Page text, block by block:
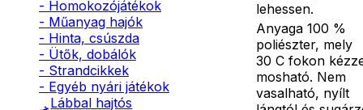
- Homokozójátékok
- Műanyag hajók
- Hinta, csúszda
- Ütők, dobálók
- Strandcikkek
- Egyéb nyári játékok
Lábbal hajtós
lehessen.
Anyaga 100 %
poliészter, mely
30 C fokon
mosható. Nem
vasalható, nyílt